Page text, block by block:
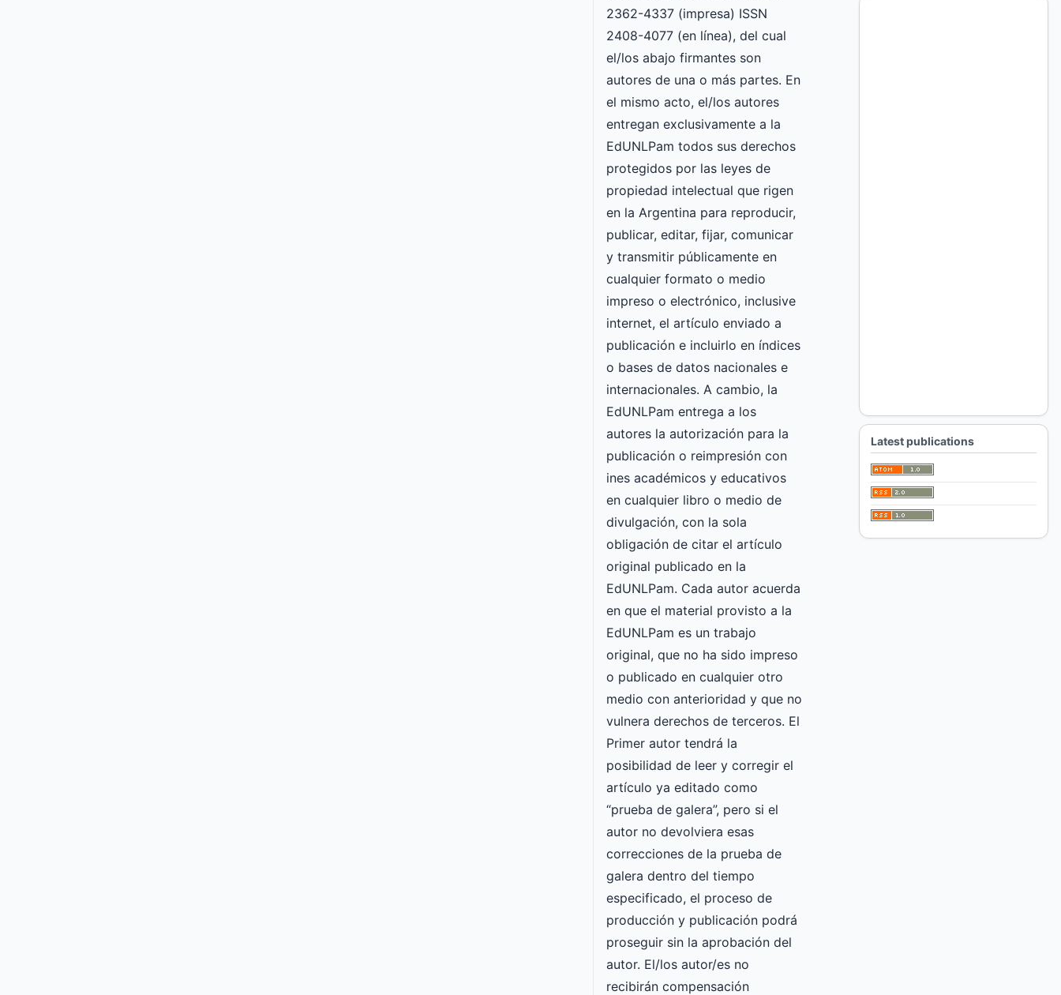
2362-4337 (impresa) ISSN
2408-4077 (en línea), del cual
el/los abajo firmantes son
autores de una o más partes. En
el mismo acto, el/los autores
entregan exclusivamente a la
EdUNLPam todos sus derechos
protegidos por las leyes de
propiedad intelectual que rigen
en la Argentina para reproducir,
publicar, editar, fijar, comunicar
y transmitir públicamente en
cualquier formato o medio
impreso o electrónico, inclusive
internet, el artículo enviado a
publicación e incluirlo en índices
o bases de datos nacionales e
internacionales. A cambio, la
EdUNLPam entrega a los
autores la autorización para la
publicación o reimpresión con
ines académicos y educativos
en cualquier libro o medio de
divulgación, con la sola
obligación de citar el artículo
original publicado en la
EdUNLPam. Cada autor acuerda
en que el material provisto a la
EdUNLPam es un trabajo
original, que no ha sido impreso
o publicado en cualquier otro
medio con anterioridad y que no
vulnera derechos de terceros. El
Primer autor tendrá la
posibilidad de leer y corregir el
artículo ya editado como
“prueba de galera”, pero si el
autor no devolviera esas
correcciones de la prueba de
galera dentro del tiempo
especificado, el proceso de
producción y publicación podrá
proseguir sin la aprobación del
autor. El/los autor/es no
recibirán compensación
Latest publications